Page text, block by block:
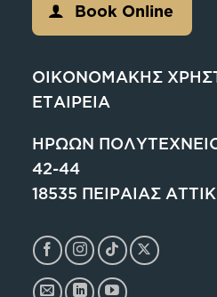
Book Online
ΟΙΚΟΝΟΜΑΚΗΣ
ΕΤΑΙΡΕΙΑ
ΗΡΩΩΝ
42-44
18535 ΠΕΙΡΑΙΑΣ